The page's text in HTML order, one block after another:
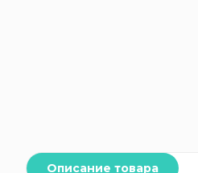
Описание товара